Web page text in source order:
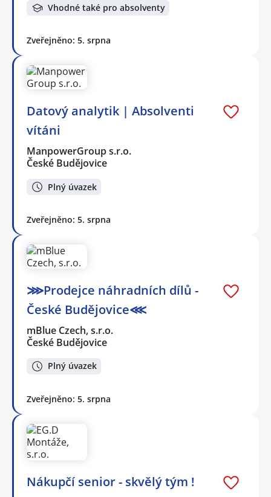
Vhodné také pro absolventy
Zveřejněno: 5. srpna
Datový analytik | Absolventi
vítáni
ManpowerGroup s.r.o.
České Budějovice
Plný úvazek
Zveřejněno: 5. srpna
⋙Prodejce náhradních dílů -
České Budějovice⋘
mBlue Czech, s.r.o.
České Budějovice
Plný úvazek
Zveřejněno: 5. srpna
Nákupčí senior - skvělý tým !